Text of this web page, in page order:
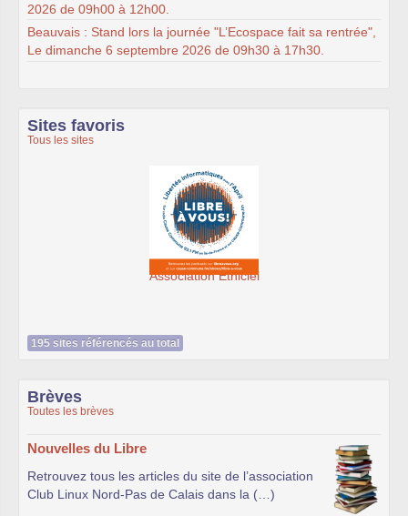
2026 de 09h00 à 12h00.
Beauvais : Stand lors la journée "L’Ecospace fait sa rentrée",
Le dimanche 6 septembre 2026 de 09h30 à 17h30.
Sites favoris
Tous les sites
Association Éthiciel
195 sites référencés au total
Brèves
Toutes les brèves
Nouvelles du Libre
Retrouvez tous les articles du site de l’association
Club Linux Nord-Pas de Calais dans la (…)